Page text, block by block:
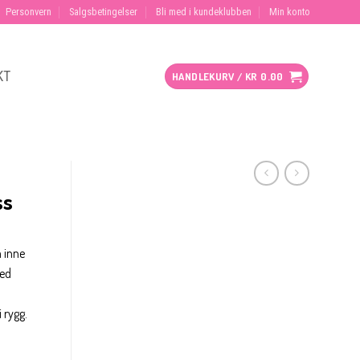
Personvern Salgsbetingelser Bli med i kundeklubben Min konto
HANDLEKURV / KR 0.00
inne